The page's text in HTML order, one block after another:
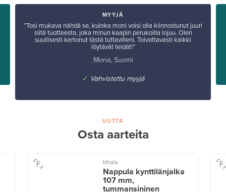
MYYJÄ
”Tosi mukava nähdä se, kuinka moni voisi olla kiinnostunut juuri
siitä tuotteesta, joka minun kaapin perukoilla lojuu. Olen
suullisesti kertonut tästä tuttavilleni. Toivottavasti kaikki
löytävät teidät!”
Mona, Suomi
✓ Vahvistettu myyjä
UUTTA
Osta aarteita
Iittala
Nappula kynttilänjalka
107 mm,
tummansininen